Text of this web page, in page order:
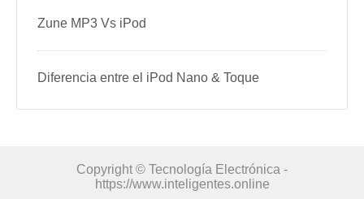
Zune MP3 Vs iPod
Diferencia entre el iPod Nano & Toque
Copyright © Tecnología Electrónica -
https://www.inteligentes.online